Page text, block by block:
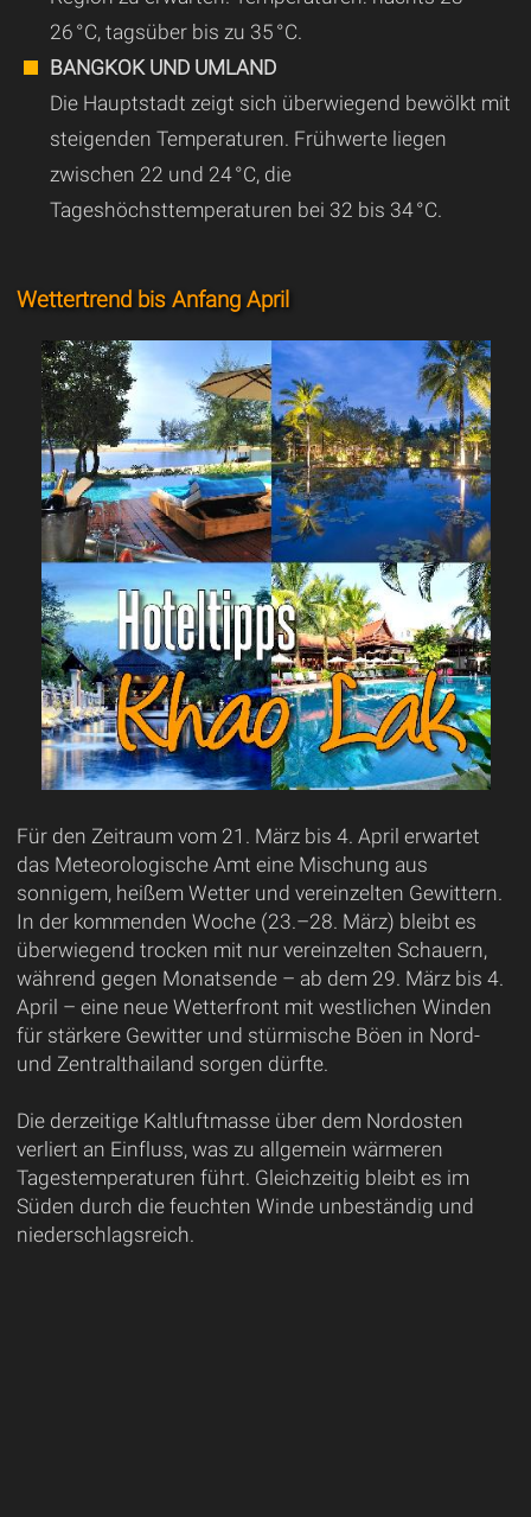
26 °C, tagsüber bis zu 35 °C.
BANGKOK UND UMLAND
Die Hauptstadt zeigt sich überwiegend bewölkt mit
steigenden Temperaturen. Frühwerte liegen
zwischen 22 und 24 °C, die
Tageshöchsttemperaturen bei 32 bis 34 °C.
Wettertrend bis Anfang April
Für den Zeitraum vom 21. März bis 4. April erwartet
das Meteorologische Amt eine Mischung aus
sonnigem, heißem Wetter und vereinzelten Gewittern.
In der kommenden Woche (23.–28. März) bleibt es
überwiegend trocken mit nur vereinzelten Schauern,
während gegen Monatsende – ab dem 29. März bis 4.
April – eine neue Wetterfront mit westlichen Winden
für stärkere Gewitter und stürmische Böen in Nord-
und Zentralthailand sorgen dürfte.
Die derzeitige Kaltluftmasse über dem Nordosten
verliert an Einfluss, was zu allgemein wärmeren
Tagestemperaturen führt. Gleichzeitig bleibt es im
Süden durch die feuchten Winde unbeständig und
niederschlagsreich.